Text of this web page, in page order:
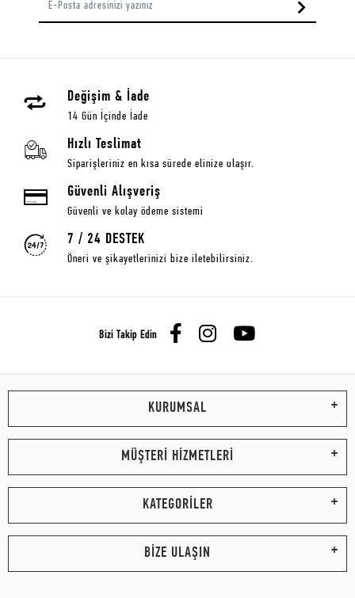
Değişim & İade
14 Gün İçinde İade
Hızlı Teslimat
Siparişleriniz en kısa sürede elinize ulaşır.
Güvenli Alışveriş
Güvenli ve kolay ödeme sistemi
7 / 24 DESTEK
Öneri ve şikayetlerinizi bize iletebilirsiniz.
Bizi Takip Edin
KURUMSAL
MÜŞTERİ HİZMETLERİ
KATEGORİLER
BİZE ULAŞIN